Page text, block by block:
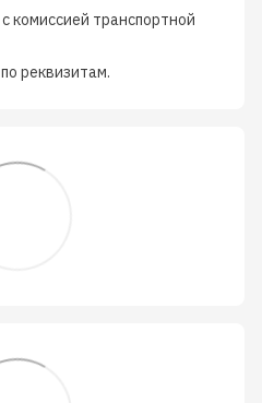
скомиссией транспортной
по реквизитам.